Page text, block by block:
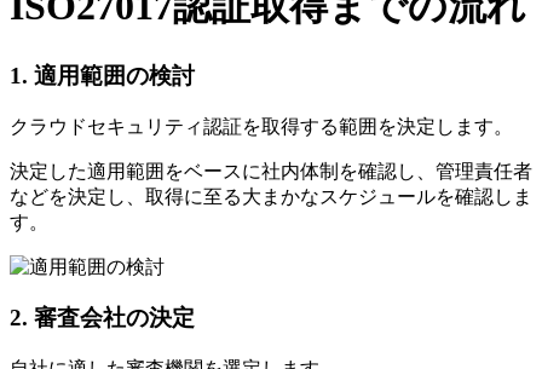
1. 適用範囲の検討
クラウドセキュリティ認証を取得する範囲を決定します。
決定した適用範囲をベースに社内体制を確認し、管理責任者
などを決定し、取得に至る大まかなスケジュールを確認しま
す。
2. 審査会社の決定